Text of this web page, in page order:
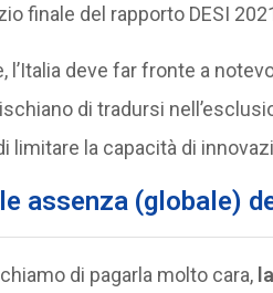
finale del rapporto DESI
l’Italia deve far fronte a
di tradursi
limitare la capacità di
assenza (globale)
di pagarla molto cara,